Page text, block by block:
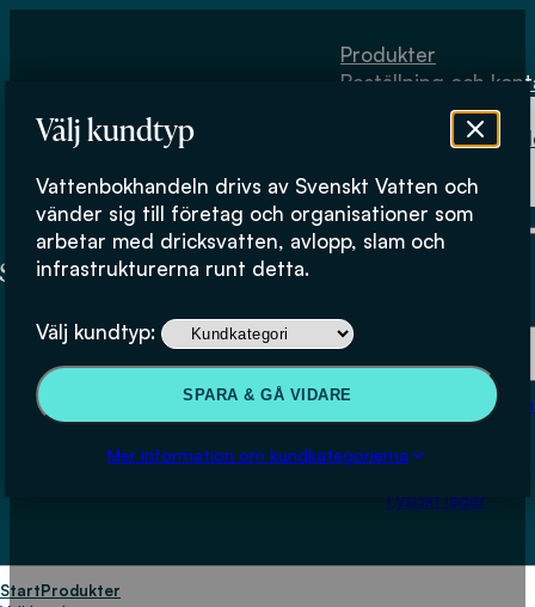
Välj kundtyp
Vattenbokhandeln drivs av Svenskt Vatten och
vänder sig till företag och organisationer som
arbetar med dricksvatten, avlopp, slam och
infrastrukturerna runt detta.
Välj kundtyp:
SPARA & GÅ VIDARE
Mer information om kundkategorierna
Produkter
Beställning och
Fysiskt lager
Beställning och kontakt
Om
Köpvillkor
Fysiskt lager
StartProdukter